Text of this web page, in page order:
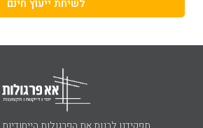
לשיחת ייעוץ חינם